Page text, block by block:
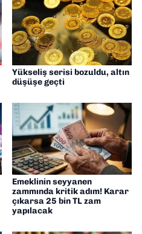
Yükseliş serisi bozuldu, altın
düşüşe geçti
Emeklinin seyyanen
zammında kritik adım! Karar
çıkarsa 25 bin TL zam
yapılacak